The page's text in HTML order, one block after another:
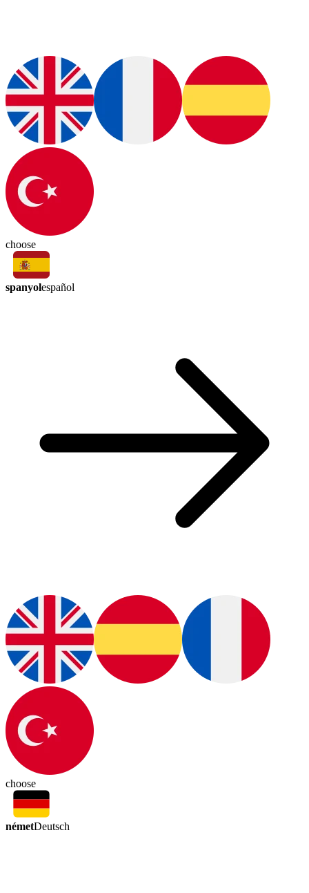
choose
spanyolespañol
choose
németDeutsch